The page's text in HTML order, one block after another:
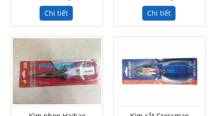
Chi tiết Chi tiết